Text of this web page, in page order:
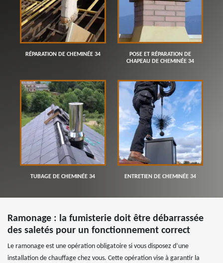
RÉPARATION DE CHEMINÉE 34
POSE ET RÉPARATION DE
CHAPEAU DE CHEMINÉE 34
TUBAGE DE CHEMINÉE 34 ENTRETIEN DE CHEMINÉE 34
Ramonage : la fumisterie doit être débarrassée
des saletés pour un fonctionnement correct
Le ramonage est une opération obligatoire si vous disposez d’une
installation de chauffage chez vous. Cette opération vise à garantir la